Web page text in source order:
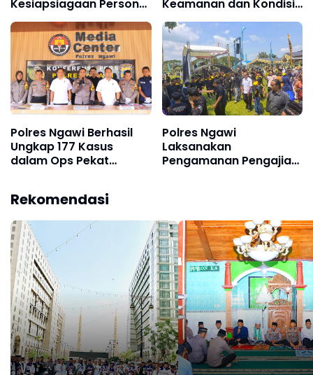
Kesiapsiagaan Personel
Melalui Latihan Dalmas
Keamanan dan Kondisi
Tetap Terjaga
Polres Ngawi Berhasil
Ungkap 177 Kasus
dalam Ops Pekat
Polres Ngawi
Laksanakan
Pengamanan Pengajian
Rekomendasi